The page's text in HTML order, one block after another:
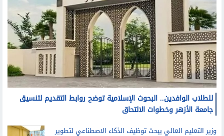
للطلاب الوافدين.. البحوث الإسلامية توضح روابط التقديم لتنسيق
جامعة الأزهر وخطوات الالتحاق
وزير التعليم العالي يبحث توظيف الذكاء الاصطناعي لتطوير
أداء الجامعات الذكية
تعيين الدكتور إيهاب السيد حسانين أمينا عاما لمجلس